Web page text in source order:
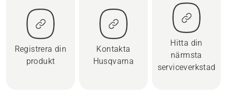
Registrera din
produkt
Kontakta
Husqvarna
Hitta din
närmsta
serviceverkstad